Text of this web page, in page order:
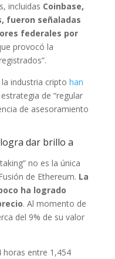
incluidas Coinbase,
fueron señaladas
federales por
provocó la
industria cripto han
de “regular
de asesoramiento
dar brillo a
no es la única
de Ethereum. La
ha logrado
. Al momento de
del 9% de su valor
horas entre 1,454